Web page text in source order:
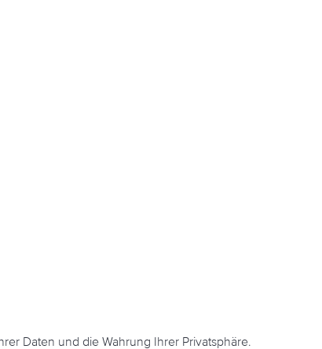
Daten und die Wahrung Ihrer Privatsphäre.